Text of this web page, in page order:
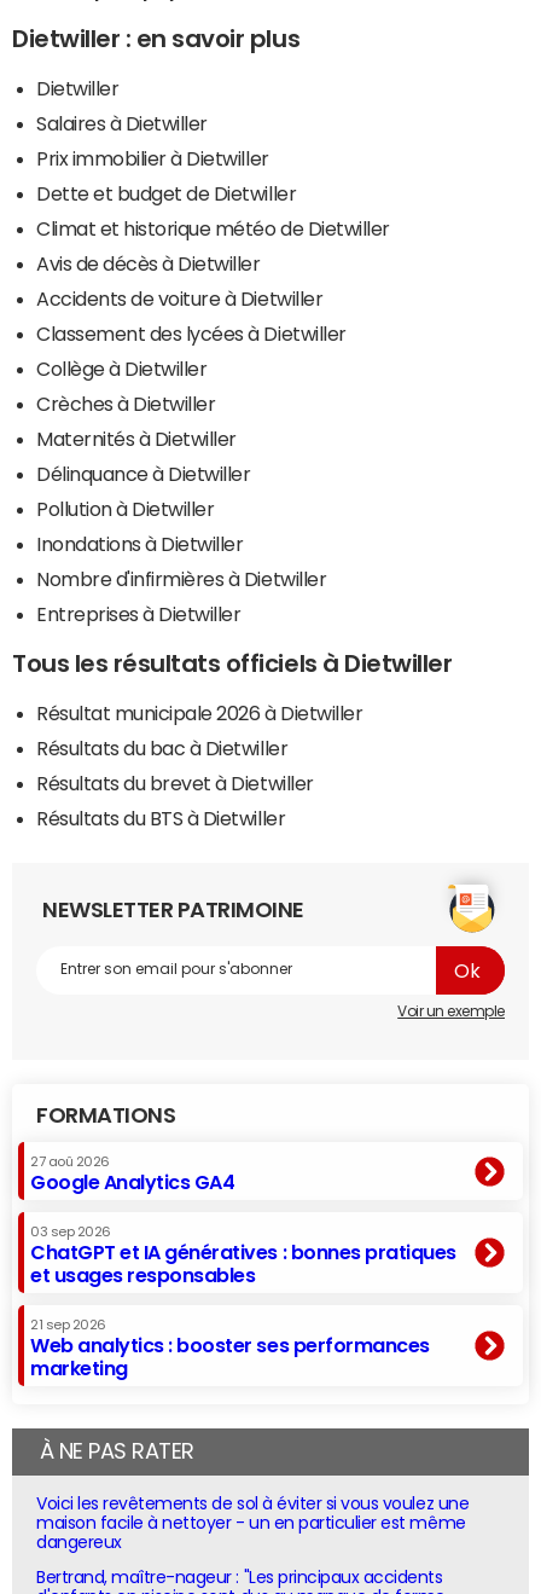
Dietwiller : en savoir plus
Dietwiller
Salaires à Dietwiller
Prix immobilier à Dietwiller
Dette et budget de Dietwiller
Climat et historique météo de Dietwiller
Avis de décès à Dietwiller
Accidents de voiture à Dietwiller
Classement des lycées à Dietwiller
Collège à Dietwiller
Crèches à Dietwiller
Maternités à Dietwiller
Délinquance à Dietwiller
Pollution à Dietwiller
Inondations à Dietwiller
Nombre d'infirmières à Dietwiller
Entreprises à Dietwiller
Tous les résultats officiels à Dietwiller
Résultat municipale 2026 à Dietwiller
Résultats du bac à Dietwiller
Résultats du brevet à Dietwiller
Résultats du BTS à Dietwiller
NEWSLETTER PATRIMOINE
Voir un exemple
FORMATIONS
27 aoû 2026
Google Analytics GA4
03 sep 2026
ChatGPT et IA génératives : bonnes pratiques
et usages responsables
21 sep 2026
Web analytics : booster ses performances
marketing
À NE PAS RATER
Voici les revêtements de sol à éviter si vous voulez une
maison facile à nettoyer - un en particulier est même
dangereux
Bertrand, maître-nageur : "Les principaux accidents